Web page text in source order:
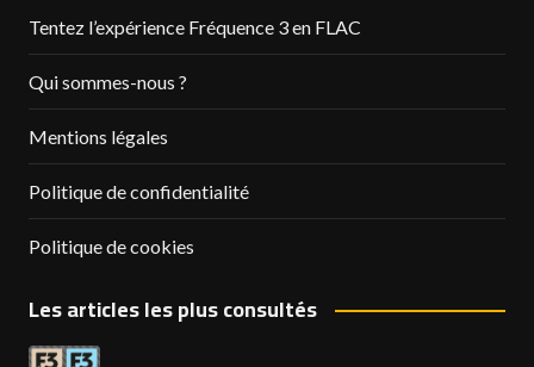
Tentez l’expérience Fréquence 3 en FLAC
Qui sommes-nous ?
Mentions légales
Politique de confidentialité
Politique de cookies
Les articles les plus consultés